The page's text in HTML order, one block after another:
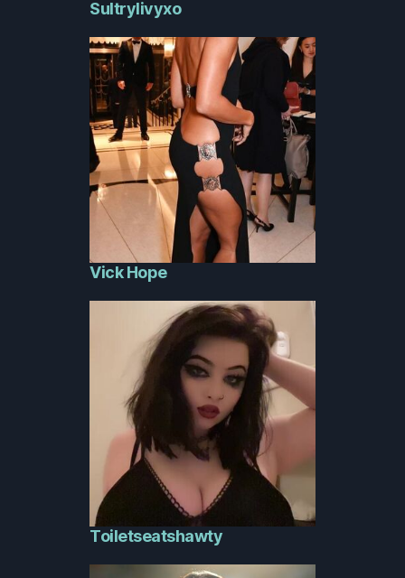
Sultrylivyxo
Vick Hope
Toiletseatshawty